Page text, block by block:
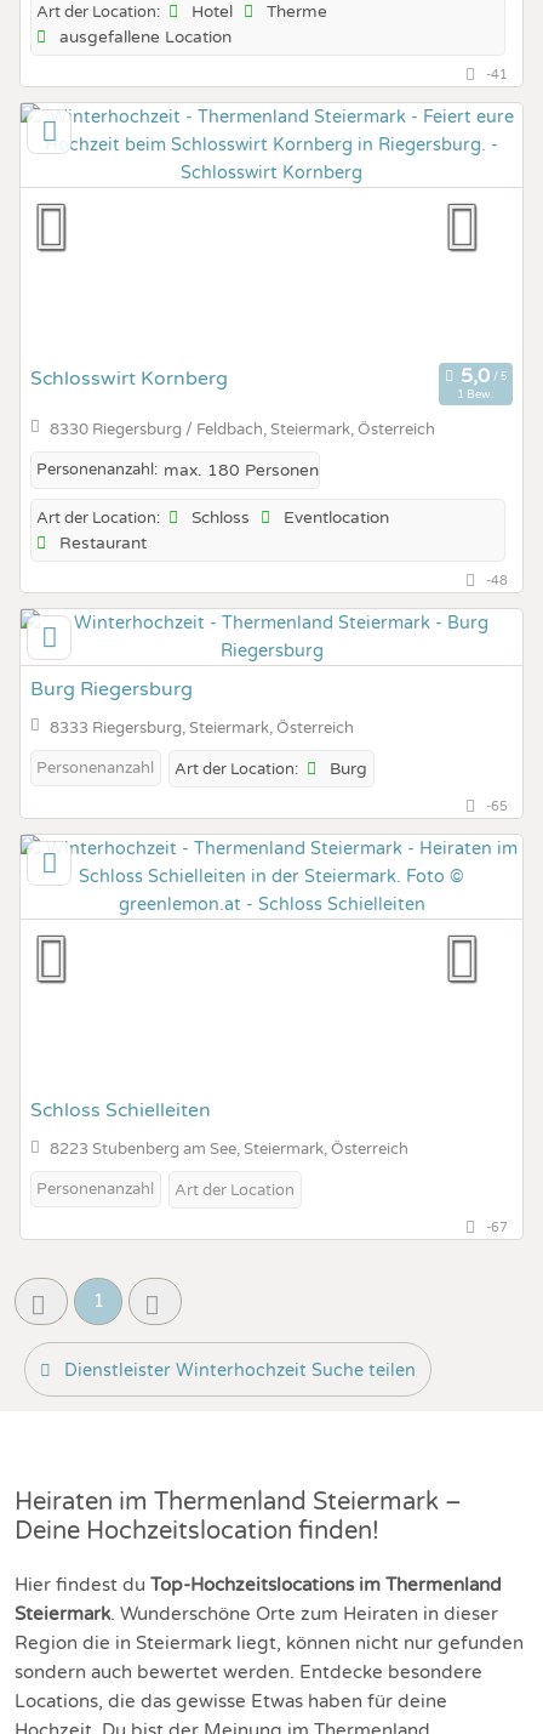
Art der Location: Hotel
Therme
ausgefallene Location
-41
Schlosswirt Kornberg
1 Bew.
8330 Riegersburg / Feldbach, Steiermark, Österreich
Personenanzahl: max. 180 Personen
Art der Location: Schloss
Eventlocation
Restaurant
-48
Burg Riegersburg
8333 Riegersburg, Steiermark, Österreich
Personenanzahl Art der Location: Burg
-65
Schloss Schielleiten
8223 Stubenberg am See, Steiermark, Österreich
Personenanzahl Art der Location
-67
1
Dienstleister Winterhochzeit Suche teilen
Heiraten im Thermenland Steiermark –
Deine Hochzeitslocation finden!
Hier findest du Top-Hochzeitslocations im Thermenland
Steiermark. Wunderschöne Orte zum Heiraten in dieser
Region die in Steiermark liegt, können nicht nur gefunden
sondern auch bewertet werden. Entdecke besondere
Locations, die das gewisse Etwas haben für deine